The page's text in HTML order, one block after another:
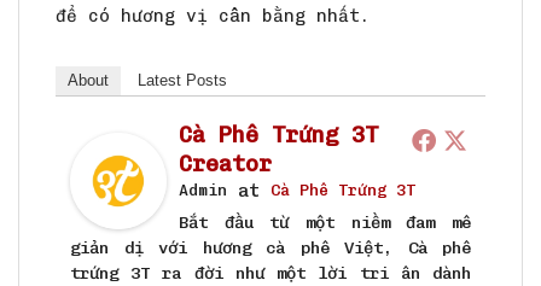
để có hương vị cân bằng nhất.
About Latest Posts
Cà Phê Trứng 3T
Creator
Admin at Cà Phê Trứng 3T
Bắt đầu từ một niềm đam mê
giản dị với hương cà phê Việt, Cà phê
trứng 3T ra đời như một lời tri ân dành